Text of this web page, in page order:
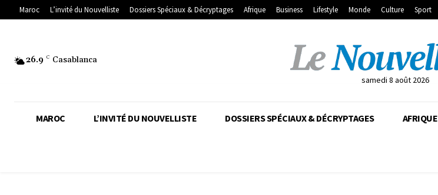
Maroc L’invité du Nouvelliste Dossiers Spéciaux & Décryptages Afrique Business Lifestyle Monde Culture Sport
26.9 C Casablanca
samedi 8 août 2026
MAROC L’INVITÉ DU NOUVELLISTE DOSSIERS SPÉCIAUX & DÉCRYPTAGES AFRIQUE